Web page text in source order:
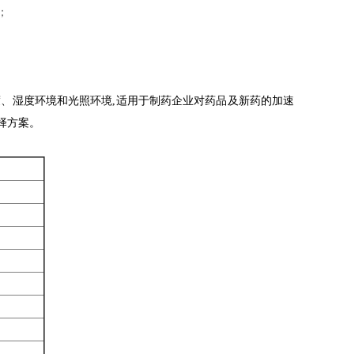
湿度环境和光照环境,适用于制药企业对药品及新药的加速
案。